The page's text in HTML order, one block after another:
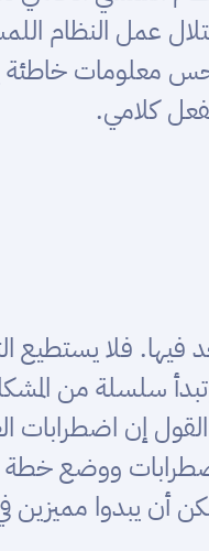
عمل النظام
معلومات خاطئة
كلامي.
فيها. فلا يستطيع
سلسلة من
إن اضطرابات
ووضع خطة
أن يبدوا مميزين